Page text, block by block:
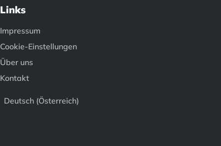
Links
Impressum
Cookie-Einstellungen
Über uns
Kontakt
Deutsch (Österreich)